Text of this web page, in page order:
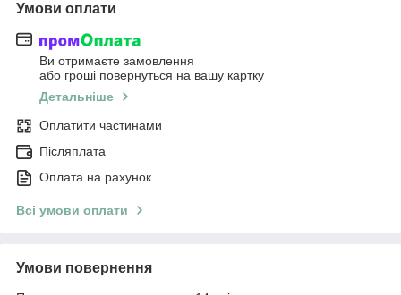
Умови оплати
Ви отримаєте замовлення
або гроші повернуться на вашу картку
Детальніше
Оплатити частинами
Післяплата
Оплата на рахунок
Всі умови оплати
Умови повернення